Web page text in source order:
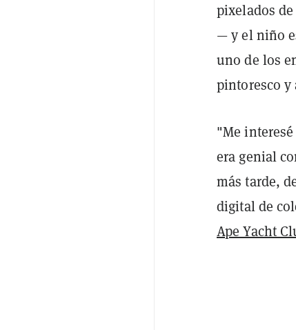
pixelados
— y el niño
uno de los
pintoresco
"Me
era genial
más tarde,
digital de
Ape Yacht